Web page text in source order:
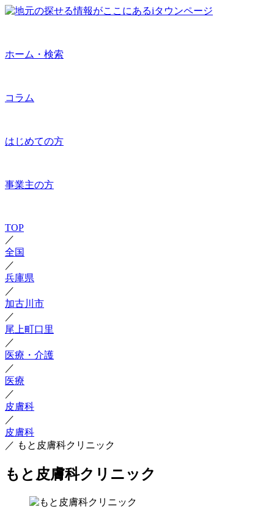
ホーム・検索
コラム
はじめての方
事業主の方
TOP
／
全国
／
兵庫県
／
加古川市
／
尾上町口里
／
医療・介護
／
医療
／
皮膚科
／
皮膚科
／ もと皮膚科クリニック
もと皮膚科クリニック